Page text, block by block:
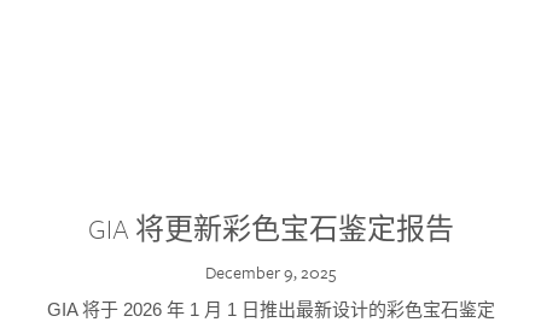
GIA 将更新彩色宝石鉴定报告
December 9, 2025
GIA 将于 2026 年 1 月 1 日推出最新设计的彩色宝石鉴定